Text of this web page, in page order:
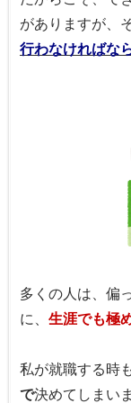
がありますが、
行わなければな
多くの人は、偏
に、 生涯でも極
私が就職する時
で決めてしまい